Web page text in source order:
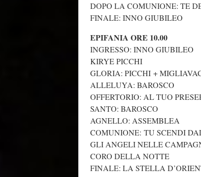
DOPO LA COMUNIONE: TE
FINALE: INNO GIUBILEO
EPIFANIA ORE 10.00
INGRESSO: INNO GIUBILEO
KIRYE PICCHI
GLORIA: PICCHI +
ALLELUYA: BAROSCO
OFFERTORIO: AL TUO
SANTO: BAROSCO
AGNELLO: ASSEMBLEA
COMUNIONE: TU SCENDI
GLI ANGELI NELLE
CORO DELLA NOTTE
FINALE: LA STELLA